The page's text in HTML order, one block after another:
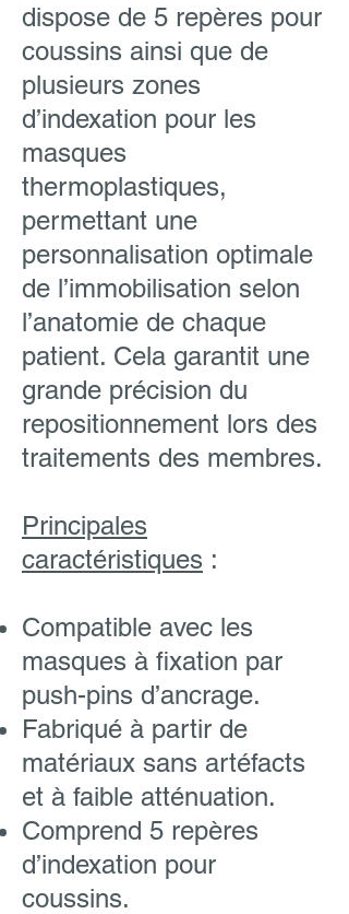
dispose de 5 repères pour
coussins ainsi que de
plusieurs zones
d’indexation pour les
masques
thermoplastiques,
permettant une
personnalisation optimale
de l’immobilisation selon
l’anatomie de chaque
patient. Cela garantit une
grande précision du
repositionnement lors des
traitements des membres.
Principales
caractéristiques :
Compatible avec les
masques à fixation par
push-pins d’ancrage.
Fabriqué à partir de
matériaux sans artéfacts
et à faible atténuation.
Comprend 5 repères
d’indexation pour
coussins.